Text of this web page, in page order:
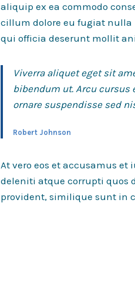
aliquip ex ea commodo
cillum dolore eu fugiat nulla
qui officia deserunt mollit
Viverra aliquet eget sit
bibendum ut. Arcu cursus
ornare suspendisse sed
Robert Johnson
At vero eos et accusamus
deleniti atque corrupti quos
provident, similique sunt in